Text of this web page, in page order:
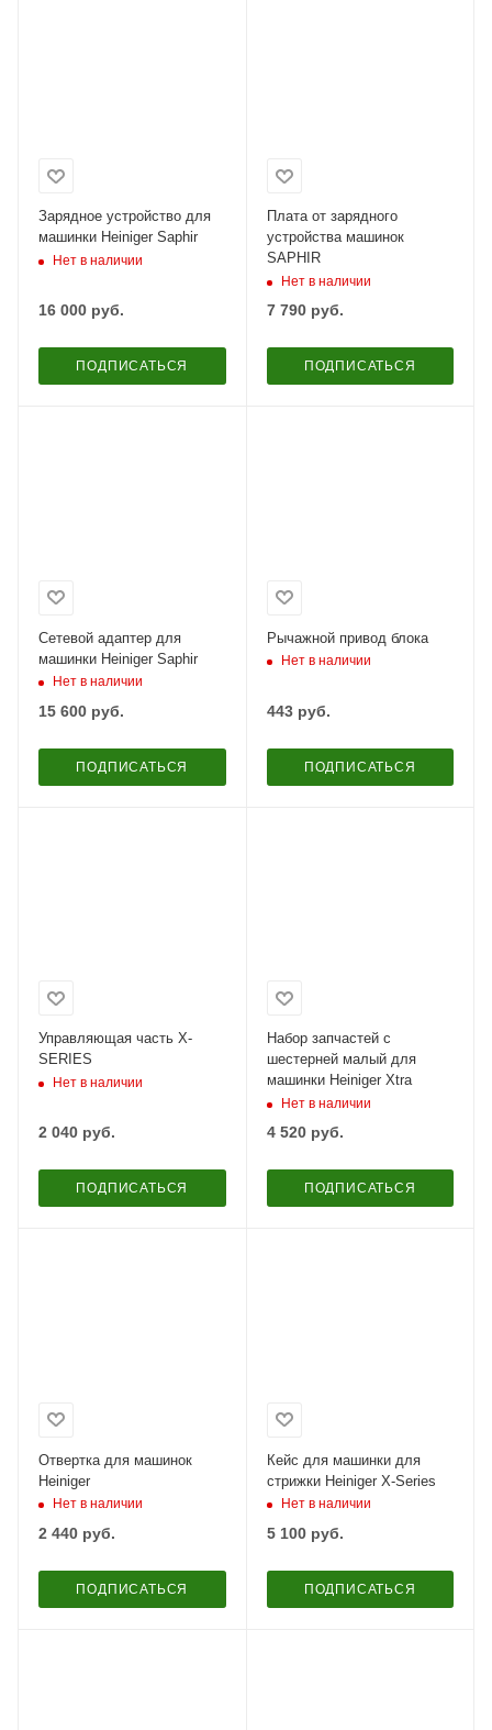
Зарядное устройство для
машинки Heiniger Saphir
Нет в наличии
16 000 руб.
ПОДПИСАТЬСЯ
Плата от зарядного
устройства машинок
SAPHIR
Нет в наличии
7 790руб.
ПОДПИСАТЬСЯ
Сетевой адаптер для
машинки Heiniger Saphir
Нет в наличии
15 600 руб.
ПОДПИСАТЬСЯ
Рычажной привод блока
Нет в наличии
443руб.
ПОДПИСАТЬСЯ
Управляющая часть X-
SERIES
Нет в наличии
2 040 руб.
ПОДПИСАТЬСЯ
Набор запчастей с
шестерней малый для
машинки Heiniger Xtra
Нет в наличии
4 520руб.
ПОДПИСАТЬСЯ
Отвертка для машинок
Heiniger
Нет в наличии
2 440 руб.
ПОДПИСАТЬСЯ
Кейс для машинки для
стрижки Heiniger X-Series
Нет в наличии
5 100руб.
ПОДПИСАТЬСЯ